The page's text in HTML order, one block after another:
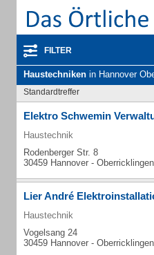
FILTER
Haustechniken in Hannover
Standardtreffer
Elektro Schwemin
Haustechnik
Rodenberger Str. 8
30459 Hannover - Oberricklingen
Lier André
Haustechnik
Vogelsang 24
30459 Hannover - Oberricklingen